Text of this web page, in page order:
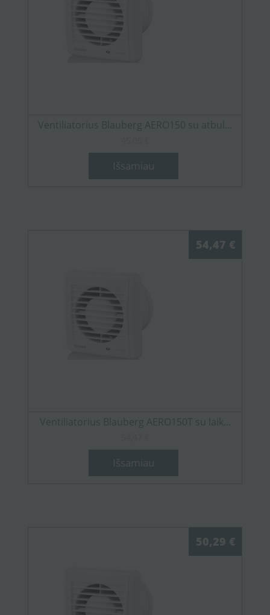
Ventiliatorius Blauberg AERO150 su atbul...
Išsamiau
54,47 €
Ventiliatorius Blauberg AERO150T su laik...
Išsamiau
50,29 €